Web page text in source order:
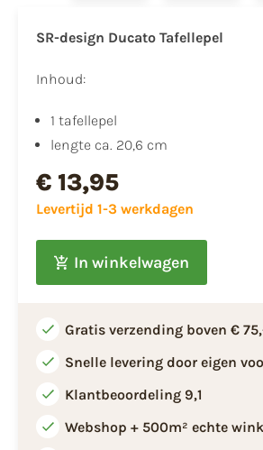
SR-design Ducato Tafellepel
Inhoud:
1 tafellepel
lengte ca. 20,6 cm
€ 13,95
Levertijd 1-3 werkdagen
In winkelwagen
Gratis verzending boven €
Snelle levering door eigen
Klantbeoordeling 9,1
Webshop + 500m² echte